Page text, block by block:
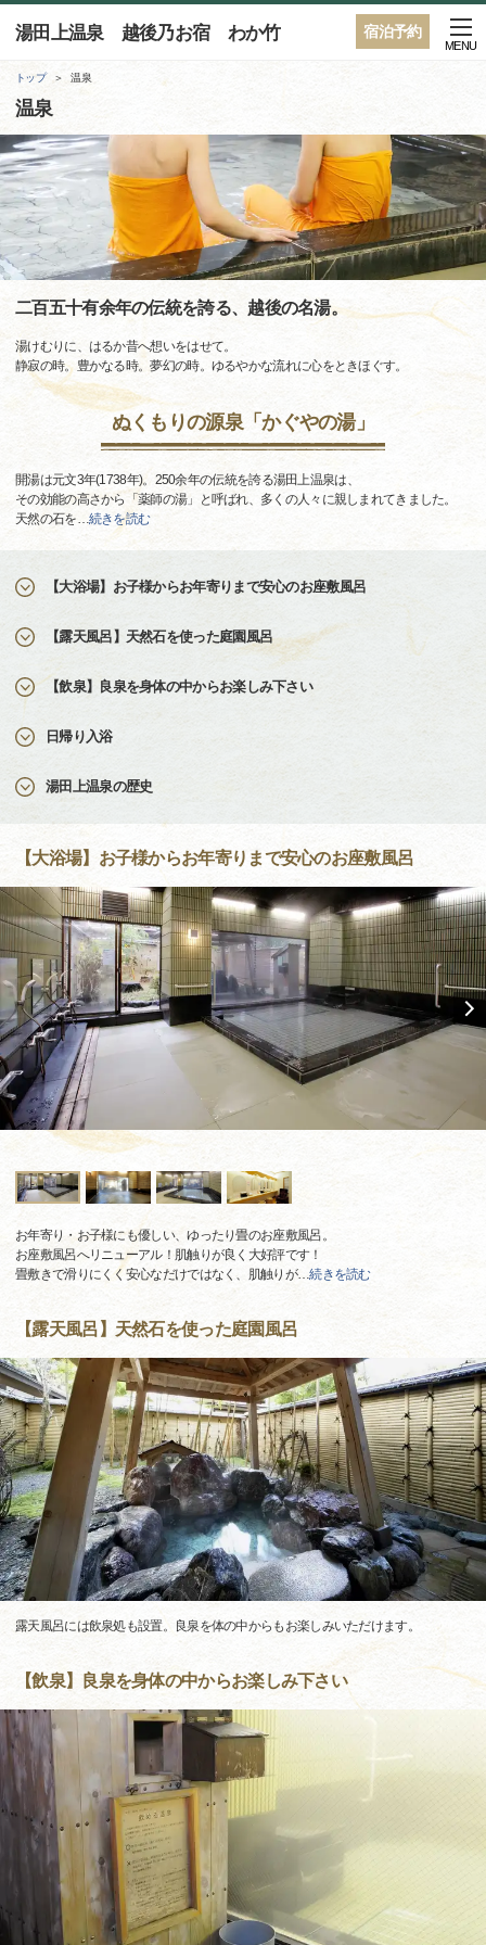
宿泊予約
湯田上温泉 越後乃お宿 わか竹
MENU
トップ 温泉
温泉
二百五十有余年の伝統を誇る、越後の名湯。
湯けむりに、はるか昔へ想いをはせて。
静寂の時。豊かなる時。夢幻の時。ゆるやかな流れに心をときほぐす。
ぬくもりの源泉「かぐやの湯」
開湯は元文3年(1738年)。250余年の伝統を誇る湯田上温泉は、
その効能の高さから「薬師の湯」と呼ばれ、多くの人々に親しまれてきました。
天然の石を…続きを読む
【大浴場】お子様からお年寄りまで安心のお座敷風呂
【露天風呂】天然石を使った庭園風呂
【飲泉】良泉を身体の中からお楽しみ下さい
日帰り入浴
湯田上温泉の歴史
【大浴場】お子様からお年寄りまで安心のお座敷風呂
お年寄り・お子様にも優しい、ゆったり畳のお座敷風呂。
お座敷風呂へリニューアル！肌触りが良く大好評です！
畳敷きで滑りにくく安心なだけではなく、肌触りが…続きを読む
【露天風呂】天然石を使った庭園風呂
露天風呂には飲泉処も設置。良泉を体の中からもお楽しみいただけます。
【飲泉】良泉を身体の中からお楽しみ下さい